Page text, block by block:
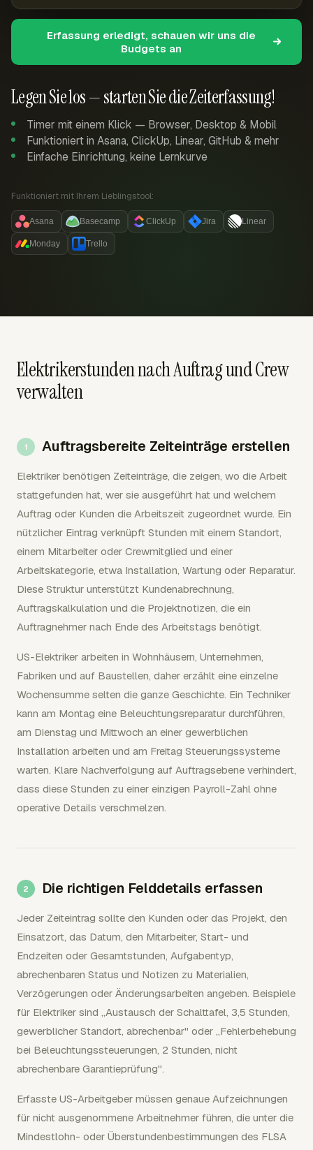
Legen Sie los — starten Sie die Zeiterfassung!
Timer mit einem Klick — Browser, Desktop & Mobil
Funktioniert in Asana, ClickUp, Linear, GitHub & mehr
Einfache Einrichtung, keine Lernkurve
Funktioniert mit Ihrem Lieblingstool:
Asana Basecamp ClickUp Jira Linear
Monday Trello
Erfassung erledigt, schauen wir uns die
Budgets an
Elektrikerstunden nach Auftrag und Crew
verwalten
Auftragsbereite Zeiteinträge erstellen
Elektriker benötigen Zeiteinträge, die zeigen, wo die Arbeit
stattgefunden hat, wer sie ausgeführt hat und welchem
Auftrag oder Kunden die Arbeitszeit zugeordnet wurde. Ein
nützlicher Eintrag verknüpft Stunden mit einem Standort,
einem Mitarbeiter oder Crewmitglied und einer
Arbeitskategorie, etwa Installation, Wartung oder Reparatur.
Diese Struktur unterstützt Kundenabrechnung,
Auftragskalkulation und die Projektnotizen, die ein
Auftragnehmer nach Ende des Arbeitstags benötigt.
US-Elektriker arbeiten in Wohnhäusern, Unternehmen,
Fabriken und auf Baustellen, daher erzählt eine einzelne
Wochensumme selten die ganze Geschichte. Ein Techniker
kann am Montag eine Beleuchtungsreparatur durchführen,
am Dienstag und Mittwoch an einer gewerblichen
Installation arbeiten und am Freitag Steuerungssysteme
warten. Klare Nachverfolgung auf Auftragsebene verhindert,
dass diese Stunden zu einer einzigen Payroll-Zahl ohne
operative Details verschmelzen.
Die richtigen Felddetails erfassen
Jeder Zeiteintrag sollte den Kunden oder das Projekt, den
Einsatzort, das Datum, den Mitarbeiter, Start- und
Endzeiten oder Gesamtstunden, Aufgabentyp,
abrechenbaren Status und Notizen zu Materialien,
Verzögerungen oder Änderungsarbeiten angeben. Beispiele
für Elektriker sind „Austausch der Schalttafel, 3,5 Stunden,
gewerblicher Standort, abrechenbar" oder „Fehlerbehebung
bei Beleuchtungssteuerungen, 2 Stunden, nicht
abrechenbare Garantieprüfung".
Erfasste US-Arbeitgeber müssen genaue Aufzeichnungen
für nicht ausgenommene Arbeitnehmer führen, die unter die
Mindestlohn- oder Überstundenbestimmungen des FLSA